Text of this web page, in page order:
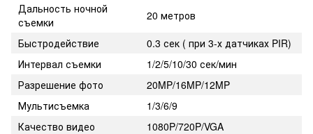
Дальность ночной
съемки
20 метров
Быстродействие
0.3 сек ( при 3-х датчиках PIR)
Интервал съемки
1/2/5/10/30 сек/мин
Разрешение фото
20MP/16MP/12MP
Мультисъемка
1/3/6/9
Качество видео
1080P/720P/VGA